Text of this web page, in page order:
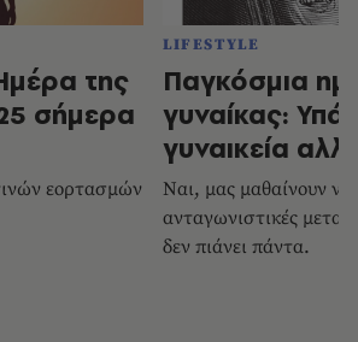
της
σήμερα
εορτασμών
LIFESTYLE
Παγκόσμια
γυναίκας:
γυναικεία
Ναι, μας μαθαίνουν να
ανταγωνιστικές
δεν πιάνει πάντα.